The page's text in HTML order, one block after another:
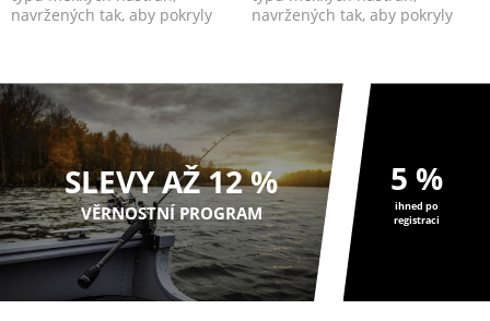
navržených tak, aby pokryly
navržených tak, aby pokryly
SLEVY AŽ 12 %
VĚRNOSTNÍ PROGRAM
5 %
ihned po
registraci